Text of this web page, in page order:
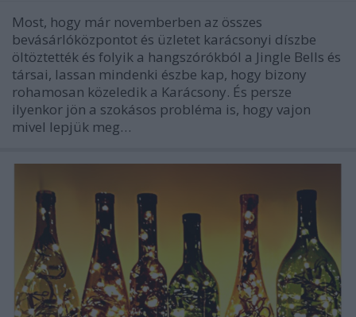
Most, hogy már novemberben az összes
bevásárlóközpontot és üzletet karácsonyi díszbe
öltöztették és folyik a hangszórókból a Jingle Bells és
társai, lassan mindenki észbe kap, hogy bizony
rohamosan közeledik a Karácsony. És persze
ilyenkor jön a szokásos probléma is, hogy vajon
mivel lepjük meg…